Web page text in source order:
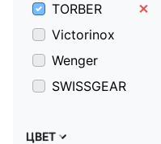
TORBER
Victorinox
Wenger
SWISSGEAR
ЦВЕТ